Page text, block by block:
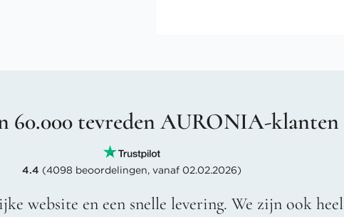
60.000 tevreden AURONIA-klanten
4.4 (4098 beoordelingen, vanaf 02.02.2026)
website en een snelle levering. We zijn ook heel